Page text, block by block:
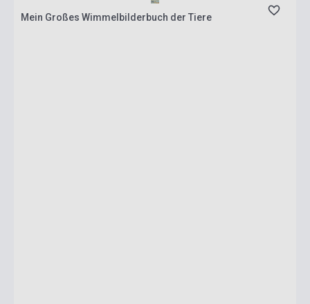
Mein Großes Wimmelbilderbuch der Tiere